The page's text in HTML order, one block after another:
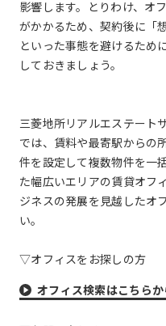
影響します。とりわけ、オ
がかかるため、契約後に「
といった事態を避けるため
しておきましょう。
三菱地所リアルエステート
では、賃料や最寄駅からの
件を設定して複数物件を一
た幅広いエリアの賃貸オフ
ジネスの発展を見越したオ
い。
▽オフィスをお探しの方
オフィス検索はこちらか